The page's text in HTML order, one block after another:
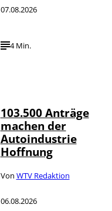
07.08.2026
4 Min.
103.500 Anträge
machen der
Autoindustrie
Hoffnung
Von WTV Redaktion
06.08.2026